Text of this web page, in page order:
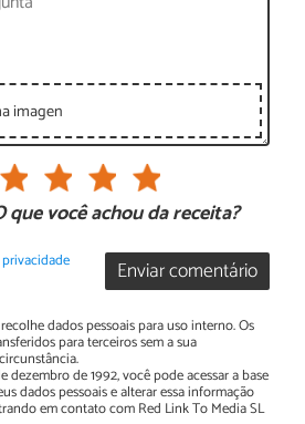
imagen
que você achou da receita?
Enviar comentário
dados pessoais para uso interno. Os
para terceiros sem a sua
dezembro de 1992, você pode acessar a base
dados pessoais e alterar essa informação
em contato com Red Link To Media SL